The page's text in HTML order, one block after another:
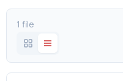
1 file